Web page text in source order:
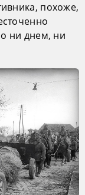
похоже,
ни днем, ни